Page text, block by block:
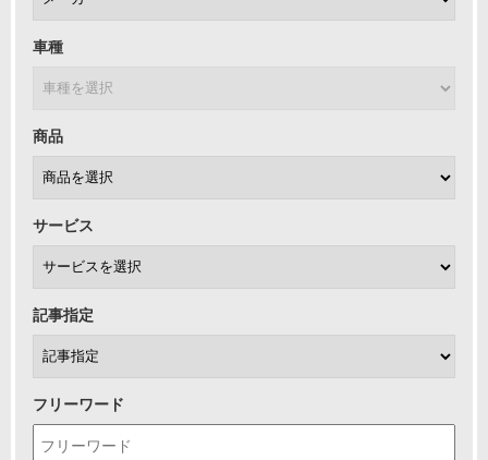
車種
商品
サービス
記事指定
フリーワード